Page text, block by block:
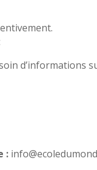
d’informations
: